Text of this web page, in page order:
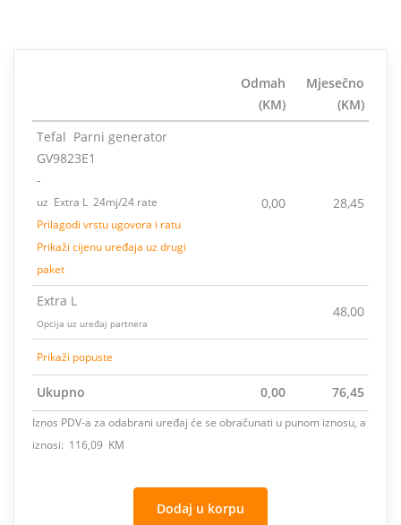
Odmah
(KM)
Mjesečno
(KM)
Tefal Parni generator
GV9823E1
-
uz Extra L 24mj/24 rate
Prilagodi vrstu ugovora i ratu
Prikaži cijenu uređaja uz drugi
paket
0,00 28,45
Extra L
Opcija uz uređaj partnera
48,00
Prikaži popuste
Ukupno 0,00 76,45
Iznos PDV-a za odabrani uređaj će se obračunati u punom iznosu, a
iznosi: 116,09 KM
Dodaj u korpu